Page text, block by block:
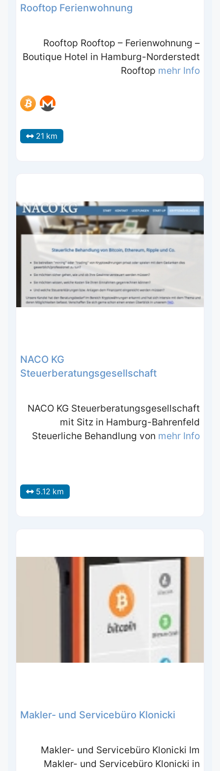
Rooftop Ferienwohnung
Rooftop Rooftop – Ferienwohnung –
Boutique Hotel in Hamburg-Norderstedt
Rooftop mehr Info
21 km
NACO KG
Steuerberatungsgesellschaft
NACO KG Steuerberatungsgesellschaft
mit Sitz in Hamburg-Bahrenfeld
Steuerliche Behandlung von mehr Info
5.12 km
Makler- und Servicebüro Klonicki
Makler- und Servicebüro Klonicki Im
Makler- und Servicebüro Klonicki in